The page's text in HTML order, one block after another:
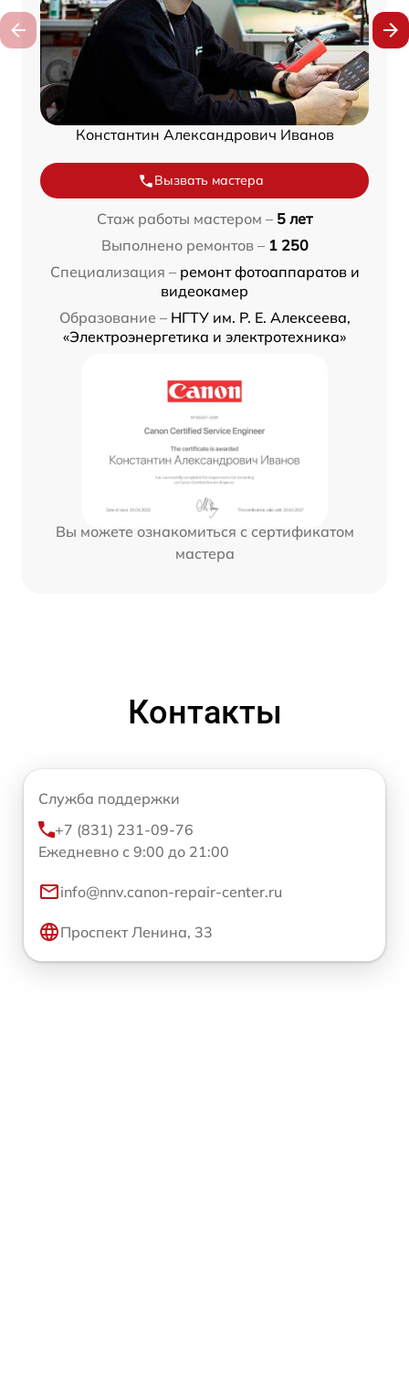
Константин Александрович Иванов
Вызвать мастера
Стаж работы мастером – 5 лет
Выполнено ремонтов – 1 250
Специализация – ремонт фотоаппаратов и
видеокамер
Образование – НГТУ им. Р. Е. Алексеева,
«Электроэнергетика и электротехника»
Вы можете ознакомиться с сертификатом
мастера
Контакты
Служба поддержки
+7 (831) 231-09-76
Ежедневно с 9:00 до 21:00
info@nnv.canon-repair-center.ru
Проспект Ленина, 33